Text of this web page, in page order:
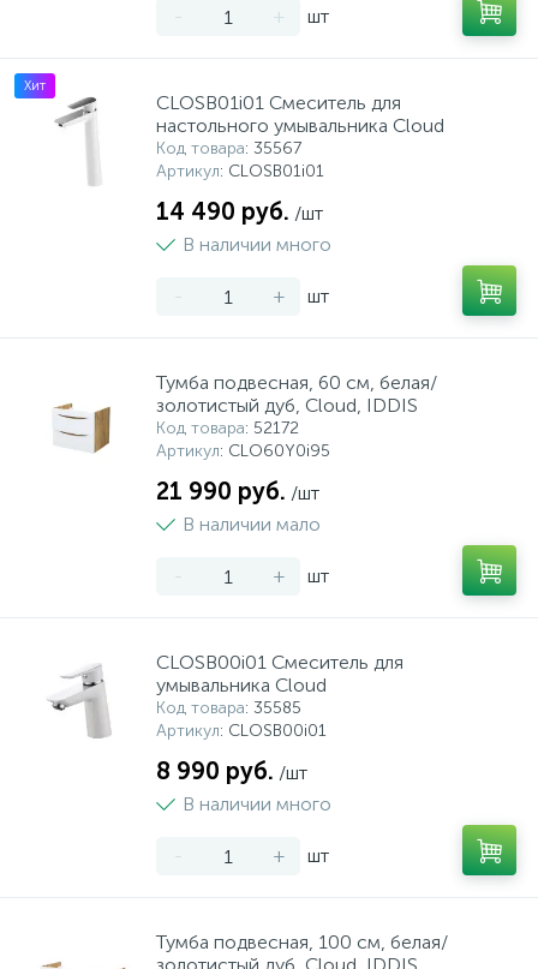
- + шт
Хит
CLOSB01i01 Смеситель для
настольного умывальника Cloud
Код товара: 35567
Артикул: CLOSB01i01
14 490 руб. /шт
В наличии много
- + шт
Тумба подвесная, 60 см, белая/
золотистый дуб, Cloud, IDDIS
Код товара: 52172
Артикул: CLO60Y0i95
21 990 руб. /шт
В наличии мало
- + шт
CLOSB00i01 Смеситель для
умывальника Cloud
Код товара: 35585
Артикул: CLOSB00i01
8 990 руб. /шт
В наличии много
- + шт
Тумба подвесная, 100 см, белая/